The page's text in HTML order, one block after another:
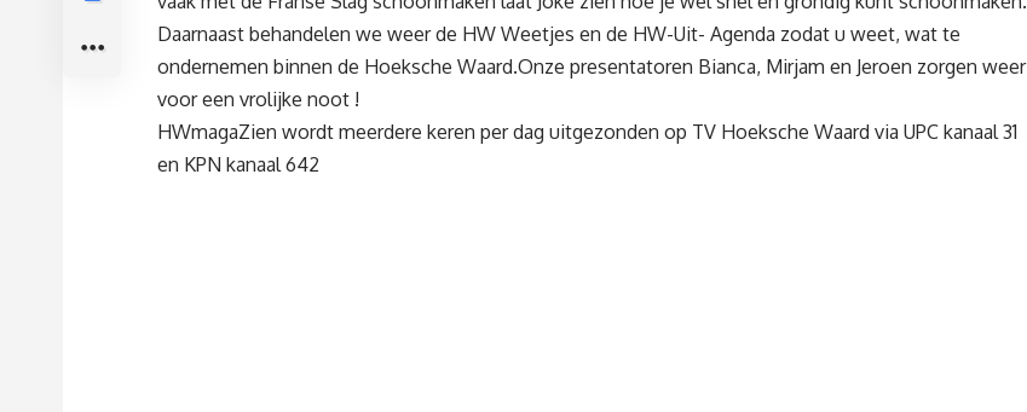
Daarnaast behandelen we weer de HW Weetjes en de HW-Uit- Agenda zodat u weet, wat te
ondernemen binnen de Hoeksche Waard.Onze presentatoren Bianca, Mirjam en Jeroen zorgen weer
voor een vrolijke noot !
HWmagaZien wordt meerdere keren per dag uitgezonden op TV Hoeksche Waard via UPC kanaal 31
en KPN kanaal 642